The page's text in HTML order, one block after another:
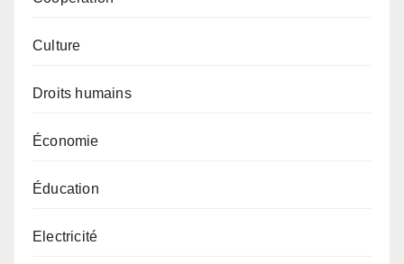
Culture
Droits humains
Économie
Éducation
Electricité